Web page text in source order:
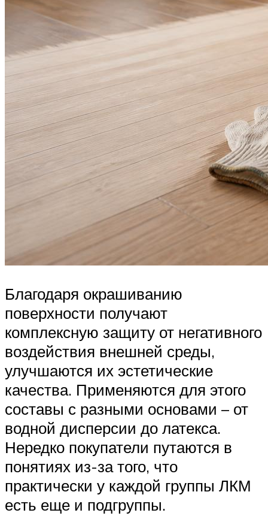
Благодаря окрашиванию
поверхности получают
комплексную защиту от негативного
воздействия внешней среды,
улучшаются их эстетические
качества. Применяются для этого
составы с разными основами – от
водной дисперсии до латекса.
Нередко покупатели путаются в
понятиях из-за того, что
практически у каждой группы ЛКМ
есть еще и подгруппы.